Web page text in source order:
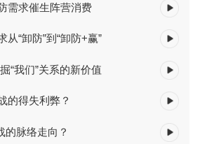
需求催生阵营消费
“卸防”到“卸防+赢”
“我们”关系的新价值
的得失利弊？
的脉络走向？